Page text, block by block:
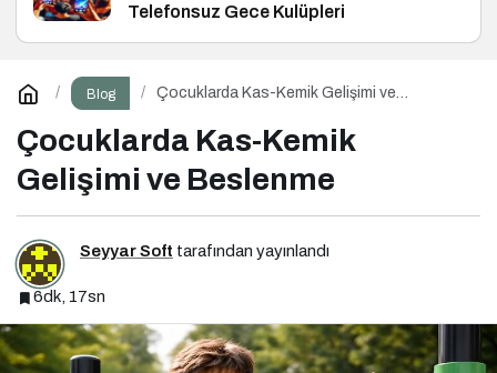
Telefonsuz Gece Kulüpleri
Blog
Çocuklarda Kas-Kemik Gelişimi ve
Çocuklarda Kas-Kemik
Gelişimi ve Beslenme
Seyyar Soft tarafından yayınlandı
6dk, 17sn